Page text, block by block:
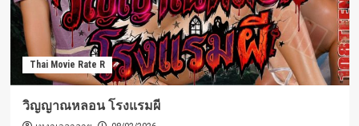
Thai Movie Rate R
วิญญาณหลอน โรงแรมผี